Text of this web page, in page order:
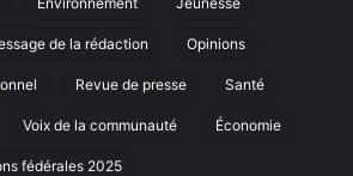
de la rédaction Opinions
Revue de presse Santé
Voix de la communauté Économie
fédérales 2025